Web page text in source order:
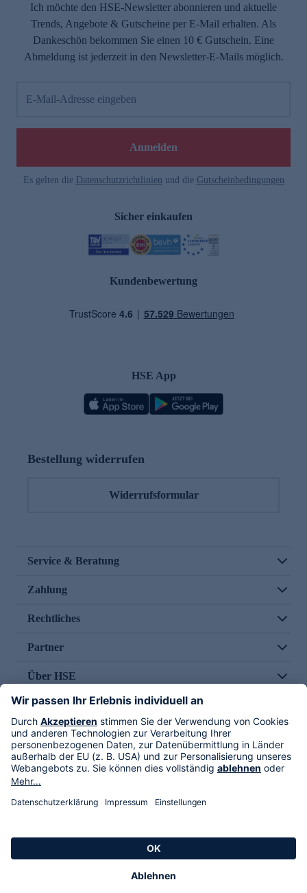
Ich möchte den HSE-Newsletter abonnieren und aktuelle
Trends, Angebote & Gutscheine per E-Mail erhalten. Als
Dankeschön bekommen Sie einen 10 € Gutschein. Eine
Abmeldung ist jederzeit in den Newsletter-E-Mails möglich.
E-Mail-Adresse eingeben
Anmelden
Es gelten die Datenschutzrichtlinien und die Gutscheinbedingungen
Sicher einkaufen
Kundenbewertung
HSE App
Bestellung widerrufen
Widerrufsformular
Service & Beratung
Zahlung
Rechtliches
Partner
Über HSE
Im TV
HSE International